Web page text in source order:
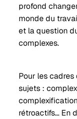
profond
monde du
et la question
complexes.
Pour les
sujets :
rétroactifs… En